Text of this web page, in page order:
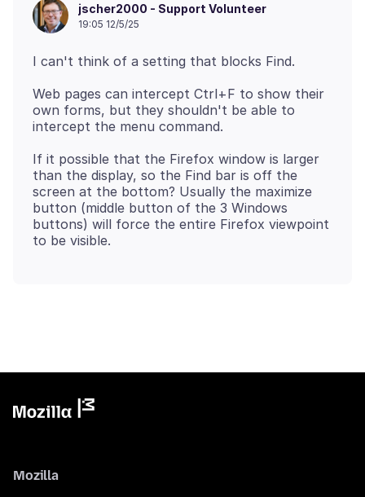
jscher2000 - Support Volunteer
19:05 12/5/25
Web pages can intercept Ctrl+F to show their
own forms, but they shouldn't be able to
If it possible that the Firefox window is larger
than the display, so the Find bar is off the
screen at the bottom? Usually the maximize
button (middle button of the 3 Windows
buttons) will force the entire Firefox viewpoint
Mozilla